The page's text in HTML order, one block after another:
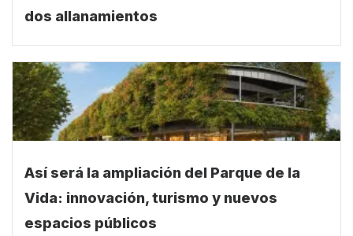
dos allanamientos
Así será la ampliación del Parque de la
Vida: innovación, turismo y nuevos
espacios públicos